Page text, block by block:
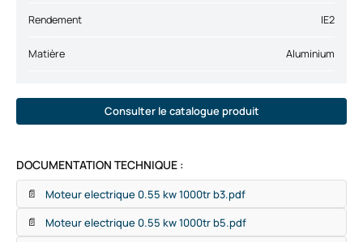
Rendement IE2
Matière Aluminium
Consulter le catalogue produit
DOCUMENTATION TECHNIQUE :
📄 Moteur electrique 0.55 kw 1000tr b3.pdf
📄 Moteur electrique 0.55 kw 1000tr b5.pdf